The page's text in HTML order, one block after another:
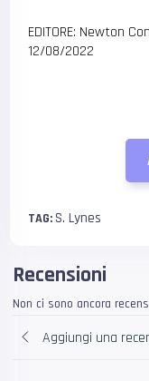
EDITORE: Newton
12/08/2022
TAG: S. Lynes
Recensioni
Non ci sono ancora
Aggiungi una